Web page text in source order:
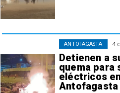
4
Detienen a
quema para
eléctricos
Antofagasta
ANTOFAGASTA